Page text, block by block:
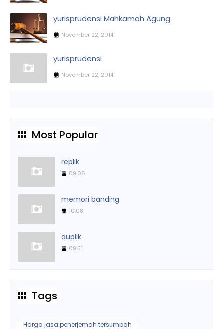
yurisprudensi Mahkamah Agung
November 22, 2014
yurisprudensi
November 22, 2014
Most Popular
replik
09.06
memori banding
10.08
duplik
09.51
Tags
Harga jasa penerjemah tersumpah